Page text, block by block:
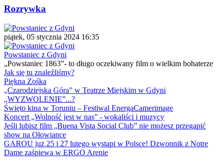
Rozrywka
piątek, 05 stycznia 2024 16:35
Powstaniec z Gdyni
„Powstaniec 1863”- to długo oczekiwany film o wielkim bohaterze
Jak się tu znaleźliśmy?
Piękna Zośka
„Czarodziejska Góra” w Teatrze Miejskim w Gdyni
„WYZWOLENIE”...?
Święto kina w Toruniu – Festiwal EnergaCamerimage
Koncert „Wolność jest w nas” - wokaliści i muzycy
Jeśli lubisz film „Buena Vista Social Club” nie możesz przegapić
show na Ołowiance
GAROU już 25 i 27 lutego wystąpi w Polsce! Dzwonnik z Notre
Dame zaśpiewa w ERGO Arenie